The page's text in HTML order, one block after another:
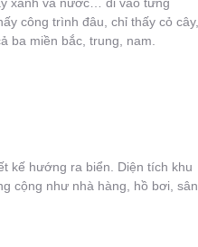
công trình đâu, chỉ thấy cỏ cây,
ba miền bắc, trung, nam.
kế hướng ra biển. Diện tích khu
cộng như nhà hàng, hồ bơi, sân